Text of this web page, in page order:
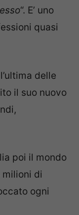
“. E’ uno
quasi
delle
il suo nuovo
poi il mondo
di
ogni